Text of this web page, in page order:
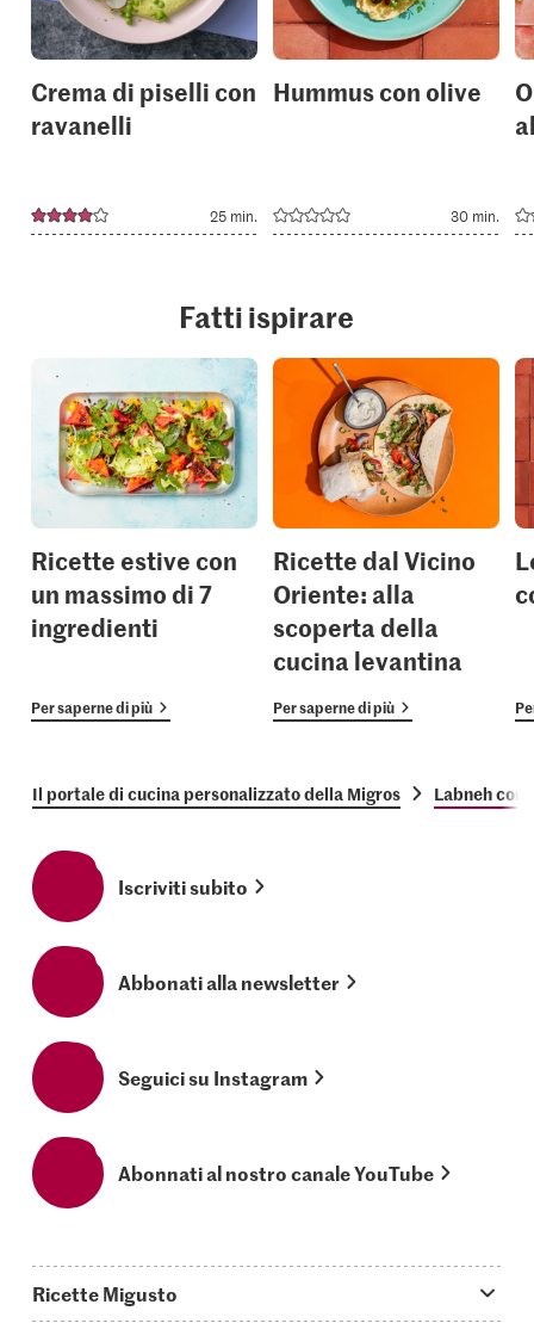
Crema di piselli con
ravanelli
25 min.
Hummus con olive
30 min.
Fatti ispirare
Ricette estive con
un massimo di 7
ingredienti
Per saperne di più
Ricette dal Vicino
Oriente: alla
scoperta della
cucina levantina
Per saperne di più
Il portale di cucina personalizzato della Migros Labneh con
Iscriviti subito
Abbonati alla newsletter
Seguici su Instagram
Abonnati al nostro canale YouTube
Ricette Migusto